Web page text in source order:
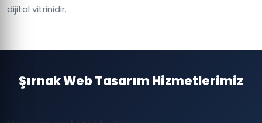
dijital vitrinidir.
Şırnak Web Tasarım Hizmetlerimiz